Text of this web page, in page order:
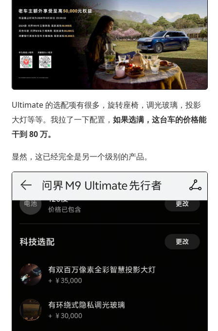
Ultimate 的选配项有很多，旋转座椅，调光玻璃，投影
大灯等等。我拉了一下配置， 如果选满，这台车的价格能
干到 80 万。
显然，这已经完全是另一个级别的产品。